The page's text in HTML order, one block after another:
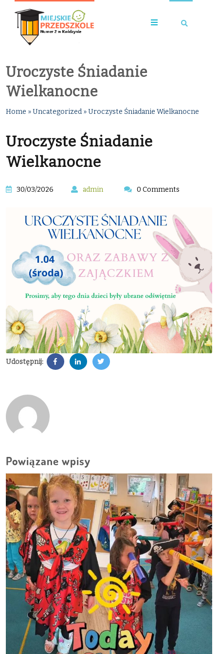
Uroczyste Śniadanie
Wielkanocne
Home »Uncategorized »Uroczyste Śniadanie Wielkanocne
Uroczyste Śniadanie
Wielkanocne
30/03/2026 admin 0 Comments
Udostępnij:
Powiązane wpisy